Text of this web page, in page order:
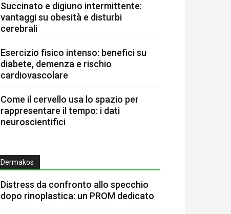
Succinato e digiuno intermittente:
vantaggi su obesità e disturbi
cerebrali
Esercizio fisico intenso: benefici su
diabete, demenza e rischio
cardiovascolare
Come il cervello usa lo spazio per
rappresentare il tempo: i dati
neuroscientifici
Dermakos
Distress da confronto allo specchio
dopo rinoplastica: un PROM dedicato